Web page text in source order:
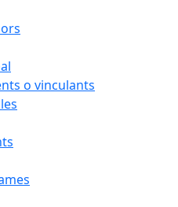
o vinculants